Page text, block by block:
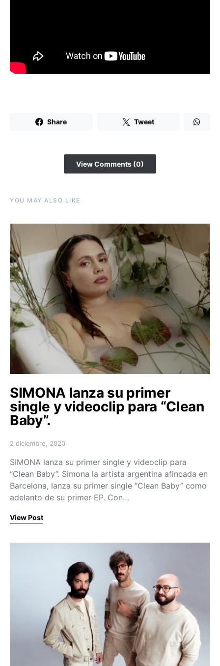
Share Tweet
View Comments (0)
YOU MAY ALSO LIKE
SIMONA lanza su primer
single y videoclip para “Clean
Baby”.
Posted on
2 diciembre, 2020
SIMONA lanza su primer single y videoclip para
“Clean Baby”. Simona la artista argentina afincada en
Barcelona, lanza su primer single “Clean Baby” como
adelanto de su primer EP. Con…
View Post